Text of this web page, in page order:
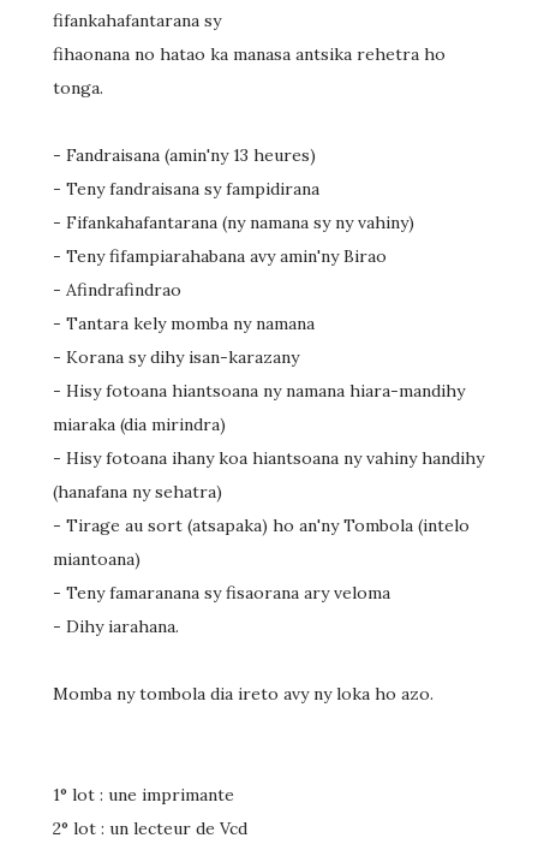
fifankahafantarana sy
fihaonana no hatao ka manasa antsika rehetra ho
tonga.
- Fandraisana (amin'ny 13 heures)
- Teny fandraisana sy fampidirana
- Fifankahafantarana (ny namana sy ny vahiny)
- Teny fifampiarahabana avy amin'ny Birao
- Afindrafindrao
- Tantara kely momba ny namana
- Korana sy dihy isan-karazany
- Hisy fotoana hiantsoana ny namana hiara-mandihy
miaraka (dia mirindra)
- Hisy fotoana ihany koa hiantsoana ny vahiny handihy
(hanafana ny sehatra)
- Tirage au sort (atsapaka) ho an'ny Tombola (intelo
miantoana)
- Teny famaranana sy fisaorana ary veloma
- Dihy iarahana.
Momba ny tombola dia ireto avy ny loka ho azo.
1° lot : une imprimante
2° lot : un lecteur de Vcd